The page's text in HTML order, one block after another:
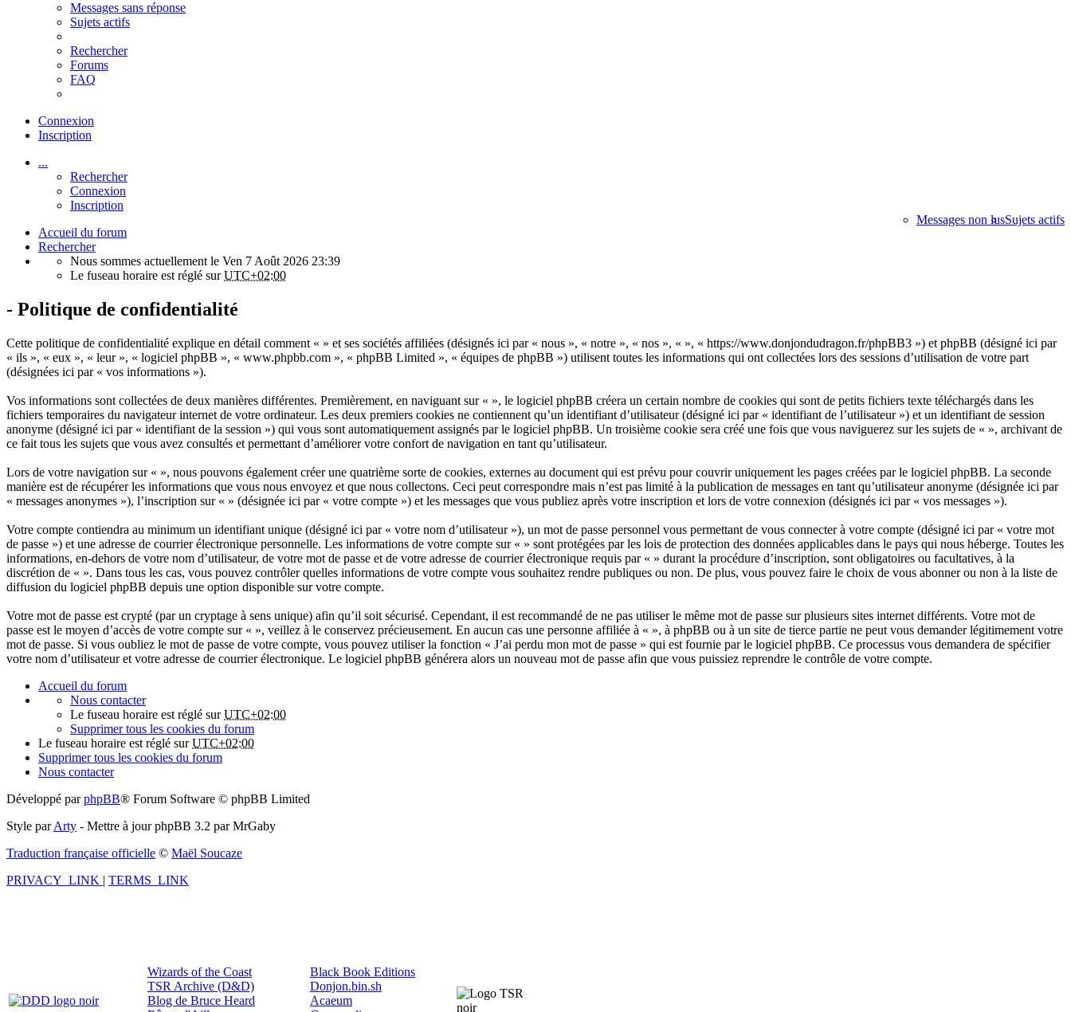
Messages sans réponse
Sujets actifs
Rechercher
Forums
FAQ
Connexion
Inscription
...
Rechercher
Connexion
Inscription
Sujets actifs
Messages non lus
Accueil du forum
Rechercher
Nous sommes actuellement le Ven 7 Août 2026 23:39
Le fuseau horaire est réglé surUTC+02:00
- Politique de confidentialité
Cette politique de confidentialité explique en détail comment « » et ses sociétés affiliées (désignés ici par « nous », « notre », « nos », « », « https://www.donjondudragon.fr/phpBB3 ») et phpBB (désigné ici par
« ils », « eux », « leur », « logiciel phpBB », « www.phpbb.com », « phpBB Limited », « équipes de phpBB ») utilisent toutes les informations qui ont collectées lors des sessions d’utilisation de votre part
(désignées ici par « vos informations »).
Vos informations sont collectées de deux manières différentes. Premièrement, en naviguant sur « », le logiciel phpBB créera un certain nombre de cookies qui sont de petits fichiers texte téléchargés dans les
fichiers temporaires du navigateur internet de votre ordinateur. Les deux premiers cookies ne contiennent qu’un identifiant d’utilisateur (désigné ici par « identifiant de l’utilisateur ») et un identifiant de session
anonyme (désigné ici par « identifiant de la session ») qui vous sont automatiquement assignés par le logiciel phpBB. Un troisième cookie sera créé une fois que vous naviguerez sur les sujets de « », archivant de
ce fait tous les sujets que vous avez consultés et permettant d’améliorer votre confort de navigation en tant qu’utilisateur.
Lors de votre navigation sur « », nous pouvons également créer une quatrième sorte de cookies, externes au document qui est prévu pour couvrir uniquement les pages créées par le logiciel phpBB. La seconde
manière est de récupérer les informations que vous nous envoyez et que nous collectons. Ceci peut correspondre mais n’est pas limité à la publication de messages en tant qu’utilisateur anonyme (désignée ici par
« messages anonymes »), l’inscription sur « » (désignée ici par « votre compte ») et les messages que vous publiez après votre inscription et lors de votre connexion (désignés ici par « vos messages »).
Votre compte contiendra au minimum un identifiant unique (désigné ici par « votre nom d’utilisateur »), un mot de passe personnel vous permettant de vous connecter à votre compte (désigné ici par « votre mot
de passe ») et une adresse de courrier électronique personnelle. Les informations de votre compte sur « » sont protégées par les lois de protection des données applicables dans le pays qui nous héberge. Toutes les
informations, en-dehors de votre nom d’utilisateur, de votre mot de passe et de votre adresse de courrier électronique requis par « » durant la procédure d’inscription, sont obligatoires ou facultatives, à la
discrétion de « ». Dans tous les cas, vous pouvez contrôler quelles informations de votre compte vous souhaitez rendre publiques ou non. De plus, vous pouvez faire le choix de vous abonner ou non à la liste de
diffusion du logiciel phpBB depuis une option disponible sur votre compte.
Votre mot de passe est crypté (par un cryptage à sens unique) afin qu’il soit sécurisé. Cependant, il est recommandé de ne pas utiliser le même mot de passe sur plusieurs sites internet différents. Votre mot de
passe est le moyen d’accès de votre compte sur « », veillez à le conservez précieusement. En aucun cas une personne affiliée à « », à phpBB ou à un site de tierce partie ne peut vous demander légitimement votre
mot de passe. Si vous oubliez le mot de passe de votre compte, vous pouvez utiliser la fonction « J’ai perdu mon mot de passe » qui est fournie par le logiciel phpBB. Ce processus vous demandera de spécifier
votre nom d’utilisateur et votre adresse de courrier électronique. Le logiciel phpBB générera alors un nouveau mot de passe afin que vous puissiez reprendre le contrôle de votre compte.
Accueil du forum
Nous contacter
Le fuseau horaire est réglé surUTC+02:00
Supprimer tous les cookies du forum
Le fuseau horaire est réglé surUTC+02:00
Supprimer tous les cookies du forum
Nous contacter
Développé parphpBB® Forum Software © phpBB Limited
Style parArty - Mettre à jour phpBB 3.2 par MrGaby
Traduction française officielle © Maël Soucaze
PRIVACY_LINK | TERMS_LINK
Wizards of the Coast
TSR Archive (D&D)
Blog de Bruce Heard
Black Book Editions
Donjon.bin.sh
Acaeum